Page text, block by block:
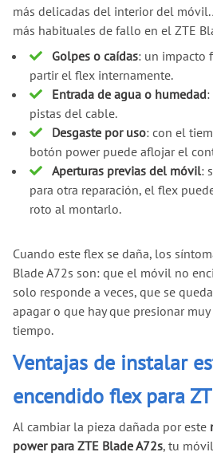
más delicadas del interior del móvil.
más habituales de fallo en el ZTE
Golpes o caídas: un impacto
partir el flex internamente.
Entrada de agua o humedad:
pistas del cable.
Desgaste por uso: con el
botón power puede aflojar el
Aperturas previas del móvil:
para otra reparación, el flex
roto al montarlo.
Cuando este flex se daña, los
Blade A72s son: que el móvil no
solo responde a veces, que se
apagar o que hay que presionar
tiempo.
Ventajas de instalar
encendido flex para
Al cambiar la pieza dañada por este
power para ZTE Blade A72s, tu